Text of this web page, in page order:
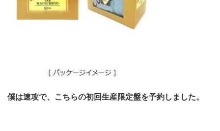
僕は速攻で、こちらの初回生産限定盤を予約しました。